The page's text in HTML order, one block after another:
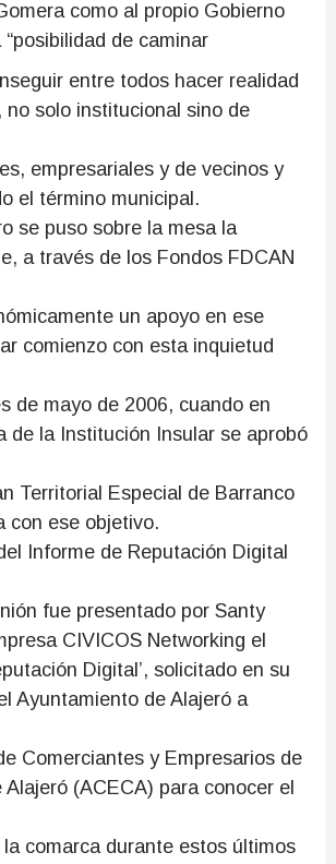
como al propio Gobierno
de caminar
entre todos hacer realidad
no solo institucional sino de
empresariales y de vecinos y
el término municipal.
se puso sobre la mesa la
a través de los Fondos FDCAN
un apoyo en ese
comienzo con esta inquietud
de mayo de 2006, cuando en
de la Institución Insular se aprobó
Territorial Especial de Barranco
con ese objetivo.
Informe de Reputación Digital
fue presentado por Santy
CIVICOS Networking el
Digital’, solicitado en su
Ayuntamiento de Alajeró a
Comerciantes y Empresarios de
Alajeró (ACECA) para conocer el
comarca durante estos últimos